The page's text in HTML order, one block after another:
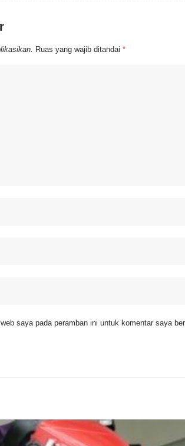
Ruas yang wajib ditandai *
saya pada peramban ini untuk komentar saya